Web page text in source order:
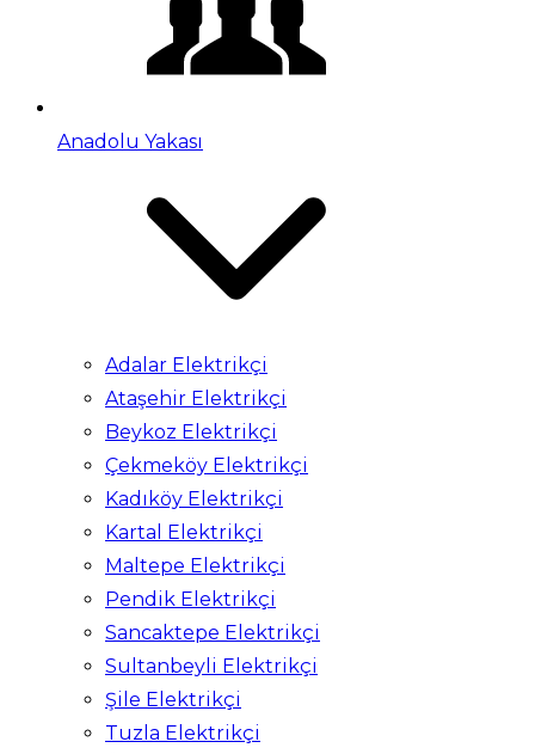
Anadolu Yakası
Adalar Elektrikçi
Ataşehir Elektrikçi
Beykoz Elektrikçi
Çekmeköy Elektrikçi
Kadıköy Elektrikçi
Kartal Elektrikçi
Maltepe Elektrikçi
Pendik Elektrikçi
Sancaktepe Elektrikçi
Sultanbeyli Elektrikçi
Şile Elektrikçi
Tuzla Elektrikçi